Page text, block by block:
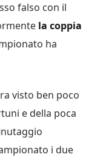
falso con il
la coppia
ha
visto ben poco
e della poca
i due